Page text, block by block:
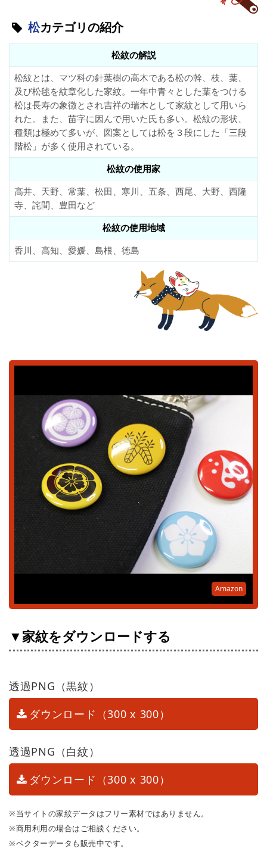
松カテゴリの紹介
松紋の解説
松紋とは、マツ科の針葉樹の高木である松の幹、枝、葉、
及び松毬を紋章化した家紋。一年中青々とした葉をつける
松は長寿の象徴とされ吉祥の瑞木として家紋として用いら
れた。また、苗字に因んで用いた氏も多い。松紋の形状、
種類は極めて多いが、図案としては松を３段にした「三段
階松」が多く使用されている。
松紋の使用家
高井、天野、常葉、松田、寒川、五条、西尾、大野、西隆
寺、詫間、豊田など
松紋の使用地域
香川、高知、愛媛、島根、徳島
Amazon
▼家紋をダウンロードする
透過PNG（黒紋）
ダウンロード（300 x 300）
透過PNG（白紋）
ダウンロード（300 x 300）
※当サイトの家紋データはフリー素材ではありません。
※商用利用の場合はご相談ください。
※ベクターデータも販売中です。